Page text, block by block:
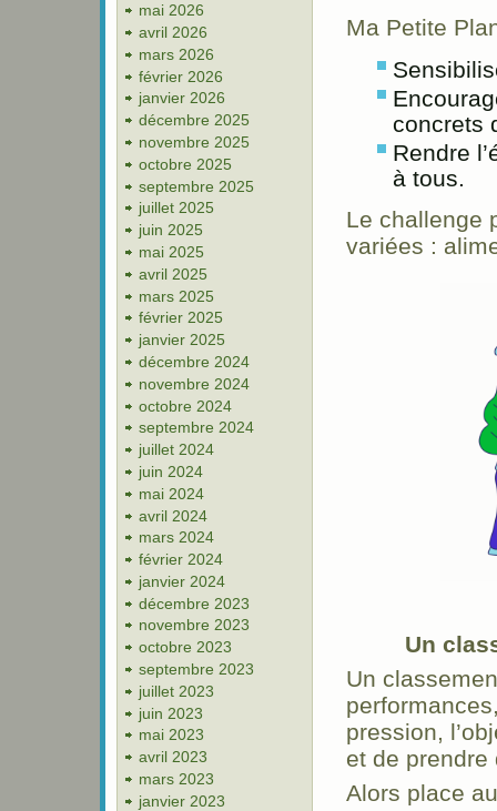
mai 2026
avril 2026
mars 2026
février 2026
janvier 2026
décembre 2025
novembre 2025
octobre 2025
septembre 2025
juillet 2025
juin 2025
mai 2025
avril 2025
mars 2025
février 2025
janvier 2025
décembre 2024
novembre 2024
octobre 2024
septembre 2024
juillet 2024
juin 2024
mai 2024
avril 2024
mars 2024
février 2024
janvier 2024
décembre 2023
novembre 2023
octobre 2023
septembre 2023
juillet 2023
juin 2023
mai 2023
avril 2023
mars 2023
janvier 2023
Ma Petite
concrets
Rendre
à tous.​
Le challenge
variées :
Un
Un
pression,
et de
Alors place